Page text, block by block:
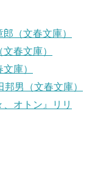
（文春文庫）
春文庫）
庫）
男（文春文庫）
オトン』リリ